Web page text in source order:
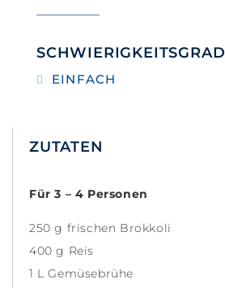
SCHWIERIGKEITSGRAD
EINFACH
ZUTATEN
Für 3 – 4 Personen
250 g frischen Brokkoli
400 g Reis
1 L Gemüsebrühe